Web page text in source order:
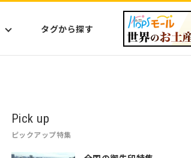
タグから探す
Pick up
ピックアップ特集